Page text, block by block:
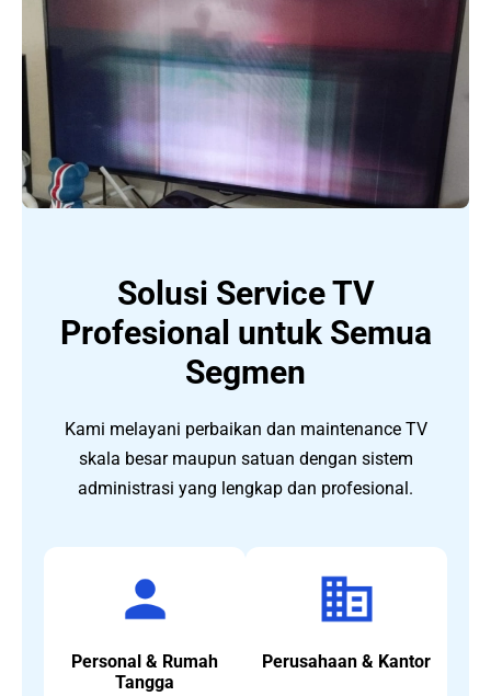
Solusi Service TV
Profesional untuk Semua
Segmen
Kami melayani perbaikan dan maintenance TV
skala besar maupun satuan dengan sistem
administrasi yang lengkap dan profesional.
Personal & Rumah
Tangga
Perusahaan & Kantor